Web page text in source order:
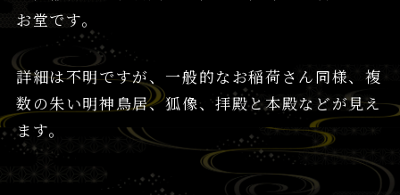
お堂です。
詳細は不明ですが、一般的なお稲荷さん同様、複
数の朱い明神鳥居、狐像、拝殿と本殿などが見え
ます。